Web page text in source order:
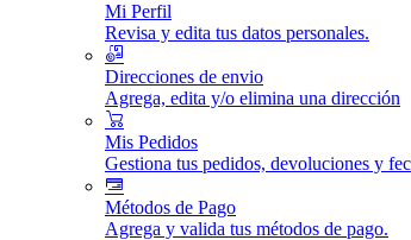
Mi Perfil
Revisa y edita tus datos personales.
Direcciones de envio
Agrega, edita y/o elimina una dirección
Mis Pedidos
Gestiona tus pedidos, devoluciones y
Métodos de Pago
Agrega y valida tus métodos de pago.